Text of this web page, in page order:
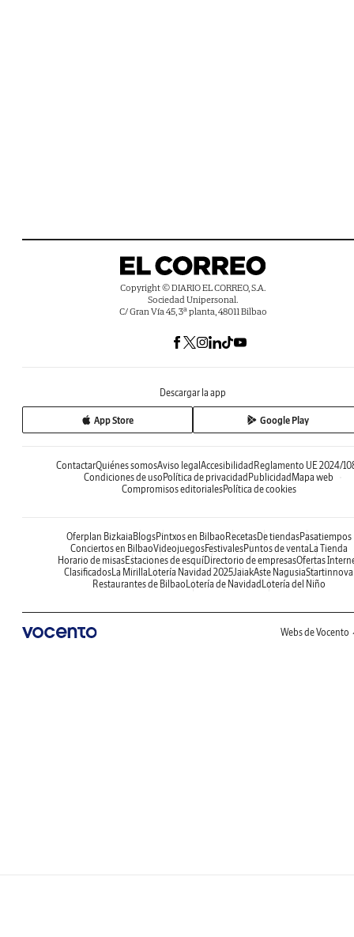
Copyright © DIARIO EL CORREO, S.A.
Sociedad Unipersonal.
C/ Gran Vía 45, 3ª planta, 48011 Bilbao
Descargar la app
App Store Google Play
ContactarQuiénes somosAviso legal Accesibilidad Reglamento UE 2024/
Condiciones de uso Política de privacidad Publicidad Mapa web
Compromisos editorialesPolítica de cookies
Oferplan Bizkaia BlogsPintxos en Bilbao RecetasDe tiendasPasatiempos
Conciertos en BilbaoVideojuegosFestivalesPuntos de venta La Tienda
Horario de misasEstaciones de esquíDirectorio de empresasOfertas
ClasificadosLa Mirilla Lotería Navidad 2025JaiakAste NagusiaStartinnova
Restaurantes de Bilbao Lotería de Navidad Lotería del Niño
Webs de Vocento